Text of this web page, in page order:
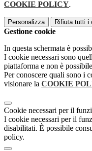
COOKIE POLICY.
Personalizza Rifiuta tutti i
Gestione cookie
In questa schermata è
I cookie necessari sono
piattaforma e non è
Per conoscere quali sono i
visionare la COOKIE
Cookie necessari per il
I cookie necessari per il
disabilitati. È possibile
policy.